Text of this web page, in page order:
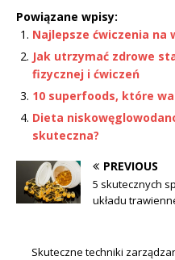
Powiązane wpisy:
Najlepsze ćwiczenia na
Jak utrzymać zdrowe
fizycznej i ćwiczeń
10 superfoods, które
Dieta
skuteczna?
PREVIOUS
5 skutecznych
układu
Skuteczne techniki